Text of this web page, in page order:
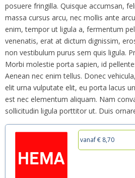
posuere fringilla. Quisque accumsan,
massa cursus arcu, nec mollis ante
enim, tempor ut ligula a, fermentum
venenatis, erat at dictum dignissim,
non vestibulum purus sem quis ligula.
Morbi molestie porta sapien, id
Aenean nec enim tellus. Donec
elit urna vulputate elit, eu porta lacus
est nec elementum aliquam. Nam
sollicitudin ligula porttitor ut. Duis
vanaf € 8,70